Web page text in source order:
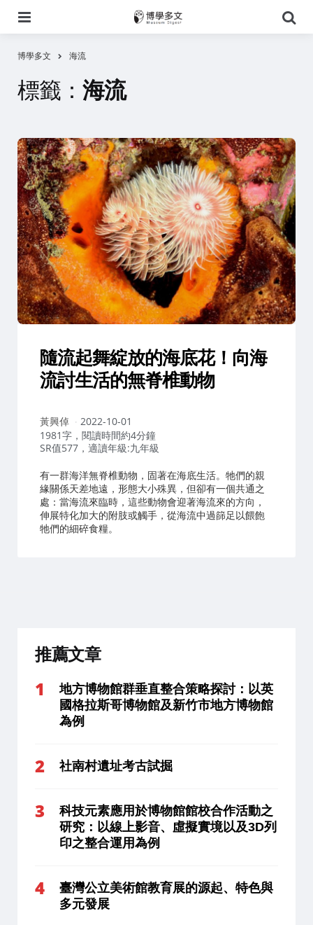
尋
博學多文 海流
標籤： 海流
隨流起舞綻放的海底花！向海
流討生活的無脊椎動物
作
者：
黃興倬
2022-10-01
1981字，閱讀時間約4分鐘
SR值577，適讀年級:九年級
有一群海洋無脊椎動物，固著在海底生活。牠們的親
緣關係天差地遠，形態大小殊異，但卻有一個共通之
處：當海流來臨時，這些動物會迎著海流來的方向，
伸展特化加大的附肢或觸手，從海流中過篩足以餵飽
牠們的細碎食糧。
推薦文章
地方博物館群垂直整合策略探討：以英
國格拉斯哥博物館及新竹市地方博物館
為例
社南村遺址考古試掘
科技元素應用於博物館館校合作活動之
研究：以線上影音、虛擬實境以及3D列
印之整合運用為例
臺灣公立美術館教育展的源起、特色與
多元發展